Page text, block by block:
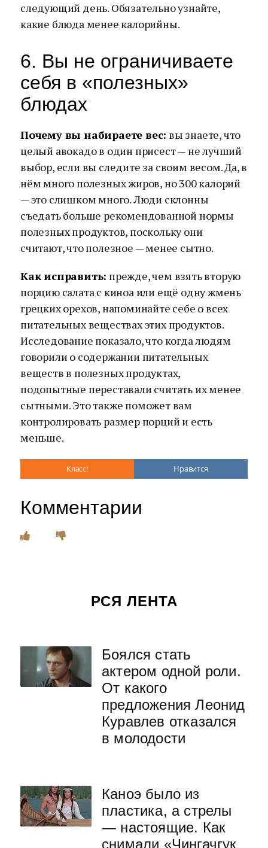
следующий день. Обязательно узнайте,
какие блюда менее калорийны.
6. Вы не ограничиваете
себя в «полезных»
блюдах
Почему вы набираете вес: вы знаете, что
целый авокадо в один присест — не лучший
выбор, если вы следите за своим весом. Да, в
нём много полезных жиров, но 300 калорий
— это слишком много. Люди склонны
съедать больше рекомендованной нормы
полезных продуктов, поскольку они
считают, что полезное — менее сытно.
Как исправить: прежде, чем взять вторую
порцию салата с киноа или ещё одну жмень
грецких орехов, напоминайте себе о всех
питательных веществах этих продуктов.
Исследование показало, что когда людям
говорили о содержании питательных
веществ в полезных продуктах,
подопытные переставали считать их менее
сытными. Это также поможет вам
контролировать размер порций и есть
меньше.
Класс! Нравится
Комментарии
РСЯ ЛЕНТА
Боялся стать
актером одной роли.
От какого
предложения Леонид
Куравлев отказался
в молодости
Каноэ было из
пластика, а стрелы
— настоящие. Как
снимали «Чингачгук